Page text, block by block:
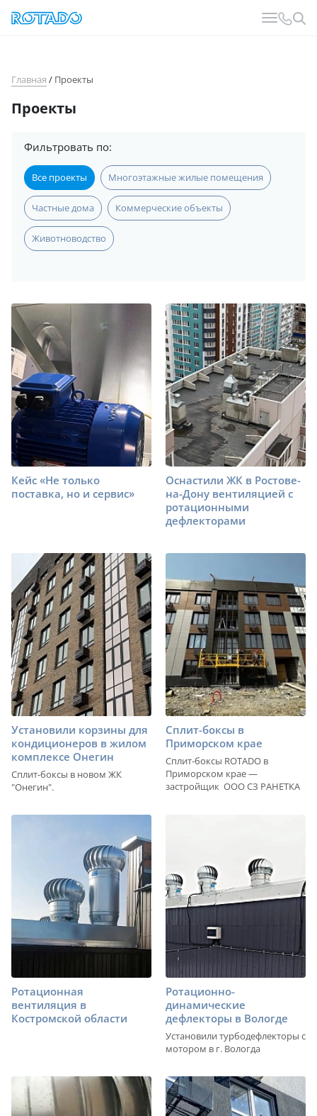
Главная / Проекты
Проекты
Фильтровать по:
Все проекты Многоэтажные жилые помещения
Частные дома Коммерческие объекты
Животноводство
Кейс «Не только
поставка, но и сервис»
Оснастили ЖК в Ростове-
на-Дону вентиляцией с
ротационными
дефлекторами
Установили корзины для
кондиционеров в жилом
комплексе Онегин
Сплит-боксы в новом ЖК
"Онегин".
Сплит-боксы в
Приморском крае
Сплит-боксы ROTADO в
Приморском крае —
застройщик ООО СЗ РАНЕТКА
Ротационная
вентиляция в
Костромской области
Ротационно-
динамические
дефлекторы в Вологде
Установили турбодефлекторы с
мотором в г. Вологда